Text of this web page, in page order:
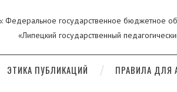
государственное бюджетное
«Липецкий государственный
ЭТИКА ПУБЛИКАЦИЙ ПРАВИЛА ДЛЯ